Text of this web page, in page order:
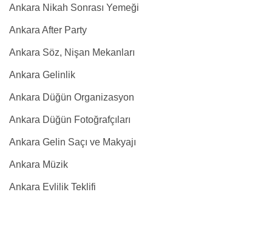
Ankara Nikah Sonrası Yemeği
Ankara After Party
Ankara Söz, Nişan Mekanları
Ankara Gelinlik
Ankara Düğün Organizasyon
Ankara Düğün Fotoğrafçıları
Ankara Gelin Saçı ve Makyajı
Ankara Müzik
Ankara Evlilik Teklifi